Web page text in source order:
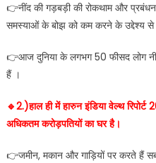
👉नींद की गड़बड़ी की रोकथाम और
समस्याओं के बोझ को कम करने के उद्देश्य से
👉आज दुनिया के लगभग 50 फीसद लोग
हैं ।
🔹️2.)हाल ही में हारुन इंडिया वेल्थ
अधिकतम करोड़पतियों का घर है।
👉जमीन, मकान और गाड़ियों पर करते हैं